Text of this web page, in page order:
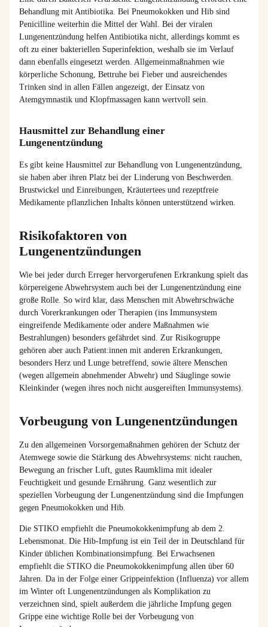
Behandlung mit Antibiotika. Bei Pneumokokken und Hib sind
Penicilline weiterhin die Mittel der Wahl. Bei der viralen
Lungenentzündung helfen Antibiotika nicht, allerdings kommt es
oft zu einer bakteriellen Superinfektion, weshalb sie im Verlauf
dann ebenfalls eingesetzt werden. Allgemeinmaßnahmen wie
körperliche Schonung, Bettruhe bei Fieber und ausreichendes
Trinken sind in allen Fällen angezeigt, der Einsatz von
Atemgymnastik und Klopfmassagen kann wertvoll sein.
Hausmittel zur Behandlung einer
Lungenentzündung
Es gibt keine Hausmittel zur Behandlung von Lungenentzündung,
sie haben aber ihren Platz bei der Linderung von Beschwerden.
Brustwickel und Einreibungen, Kräutertees und rezeptfreie
Medikamente pflanzlichen Inhalts können unterstützend wirken.
Risikofaktoren von
Lungenentzündungen
Wie bei jeder durch Erreger hervorgerufenen Erkrankung spielt das
körpereigene Abwehrsystem auch bei der Lungenentzündung eine
große Rolle. So wird klar, dass Menschen mit Abwehrschwäche
durch Vorerkrankungen oder Therapien (ins Immunsystem
eingreifende Medikamente oder andere Maßnahmen wie
Bestrahlungen) besonders gefährdet sind . Zur Risikogruppe
gehören aber auch Patient:innen mit anderen Erkrankungen
besonders Herz und Lunge betreffend sowie ältere Menschen
(wegen allgemein abnehmender Abwehr) und Säuglinge sowie
Kleinkinder (wegen ihres noch nicht ausgereiften Immunsystems).
Vorbeugung von Lungenentzündungen
Zu den allgemeinen Vorsorgemaßnahmen gehören der Schutz der
Atemwege sowie die Stärkung des Abwehrsystems: nicht rauchen,
Bewegung an frischer Luft, gutes Raumklima mit idealer
Feuchtigkeit und gesunde Ernährung. Ganz wesentlich zur
speziellen Vorbeugung der Lungenentzündung sind die Impfungen
gegen Pneumokokken und Hib.
Die STIKO empfiehlt die Pneumokokkenimpfung ab dem 2.
Lebensmonat. Die Hib-Impfung ist ein Teil der in Deutschland für
Kinder üblichen Kombinationsimpfung. Bei Erwachsenen
empfiehlt die STIKO die Pneumokokkenimpfung allen über 60
Jahren. Da in der Folge einer Grippeinfektion (Influenza) vor allem
im Winter oft Lungenentzündungen als Komplikation zu
verzeichnen sind, spielt außerdem die jährliche Impfung gegen
Grippe eine wichtige Rolle bei der Vorbeugung von